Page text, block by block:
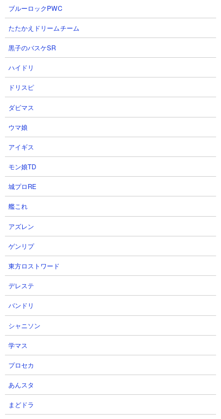
●ネコブリンキーCCにキャッツアイを使う優先度
は？
基本的には一撃で倒されるのが前提のキャラなのでキャッツアイ
を投入する意味は薄いです。ユーザーランク上げがしたいとき以
外はキャッツアイは与えなくてもいいでしょう。
●ネコブリンキーCCが被ったときはプラス値？それ
ともNP？
2026年現時点ではプラス値は10までつけることができます。前述
ける意味は薄いですが、イベント周回のついでにとりあえず上限
まで上げておいてもいいかと思います。
●ネコブリンキーCCの本能の優先順位は？
まだ本能は解放されていません。
●ネコブリンキーCCには本能玉何つける？
まだ本能玉を装着することはできません。
ブルーロックPWC
たたかえドリームチーム
黒子のバスケSR
ハイドリ
ドリスピ
ダビマス
ウマ娘
アイギス
モン娘TD
城プロRE
艦これ
アズレン
ゲンリプ
東方ロストワード
デレステ
バンドリ
シャニソン
学マス
プロセカ
あんスタ
まどドラ